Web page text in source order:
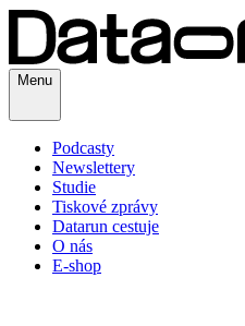
Menu
Podcasty
Newslettery
Studie
Tiskové zprávy
Datarun cestuje
O nás
E-shop